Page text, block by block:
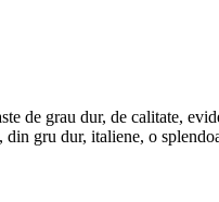
de grau dur, de calitate,
gru dur, italiene, o